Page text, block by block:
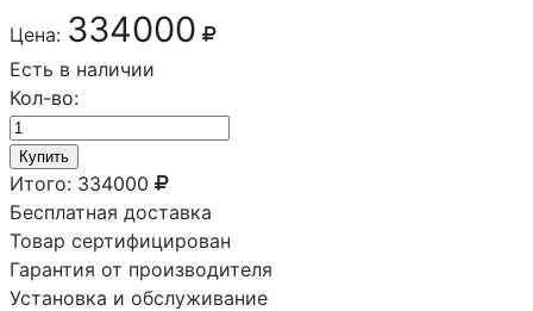
Цена: 334000
Есть в наличии
Кол-во:
Купить
Итого: 334000
Бесплатная доставка
Товар сертифицирован
Гарантия от производителя
Установка и обслуживание